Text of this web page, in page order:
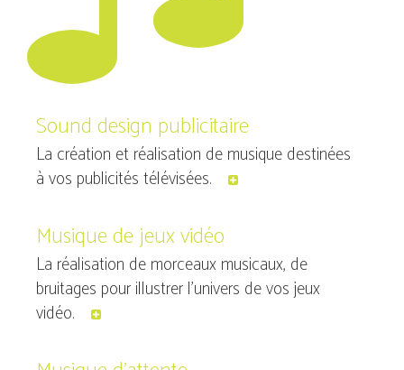
Sound design publicitaire
La création et réalisation de musique destinées
à vos publicités télévisées.
Musique de jeux vidéo
La réalisation de morceaux musicaux, de
bruitages pour illustrer l’univers de vos jeux
vidéo.